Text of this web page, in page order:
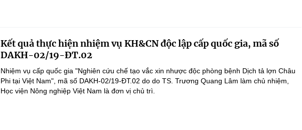
Kết quả thực hiện nhiệm vụ KH&CN độc lập cấp quốc gia, mã số
DAKH-02/19-ĐT.02
Nhiệm vụ cấp quốc gia "Nghiên cứu chế tạo vắc xin nhược độc phòng bệnh Dịch tả lợn Châu
Phi tại Việt Nam", mã số DAKH-02/19-ĐT.02 do do TS. Trương Quang Lâm làm chủ nhiệm,
Học viện Nông nghiệp Việt Nam là đơn vị chủ trì.